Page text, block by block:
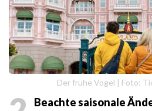
Der frühe Vogel | Foto:
Beachte saisonale